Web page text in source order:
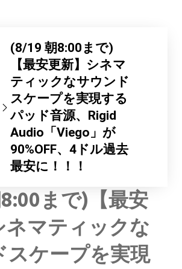
(8/19 朝8:00まで)
【最安更新】シネマ
ティックなサウンド
スケープを実現する
パッド音源、Rigid
Audio「Viego」が
90%OFF、4ドル過去
最安に！！！
まで)【最安
ネマティックな
スケープを実現